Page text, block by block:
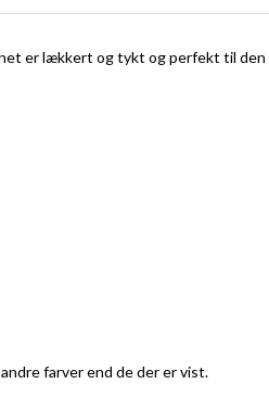
er lækkert og tykt og perfekt til
farver end de der er vist.